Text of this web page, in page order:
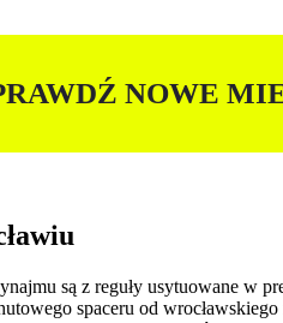
NOWE
są z reguły usytuowane w
spaceru od